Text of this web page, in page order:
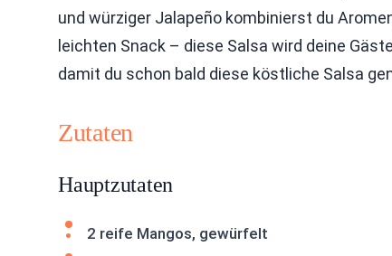
und würziger Jalapeño kombinierst du
leichten Snack – diese Salsa wird deine
damit du schon bald diese köstliche Salsa
Zutaten
Hauptzutaten
2 reife Mangos, gewürfelt